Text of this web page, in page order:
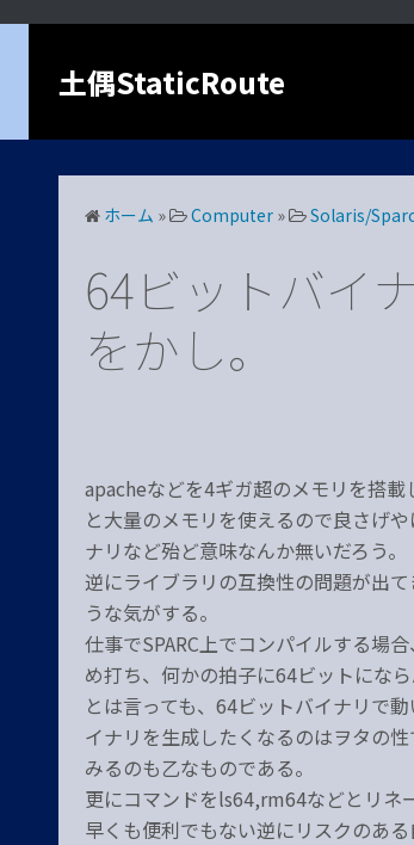
ツ
土偶StaticRoute
ホーム » Computer » Solaris/
64ビットバイ
をかし。
apacheなどを4ギガ超のメモリを搭
と大量のメモリを使えるので良さげ
ナリなど殆ど意味なんか無いだろう。
逆にライブラリの互換性の問題が出
うな気がする。
仕事でSPARC上でコンパイルする場
め打ち、何かの拍子に64ビットにな
とは言っても、64ビットバイナリで
イナリを生成したくなるのはヲタの
みるのも乙なものである。
更にコマンドをls64,rm64などとリネ
早くも便利でもない逆にリスクのあ